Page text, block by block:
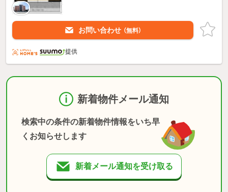
お問い合わせ （無料）
提供
新着物件メール通知
検索中の条件の新着物件情報をいち早
くお知らせします
新着メール通知を受け取る